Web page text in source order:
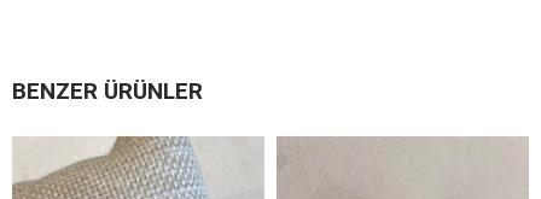
BENZER ÜRÜNLER